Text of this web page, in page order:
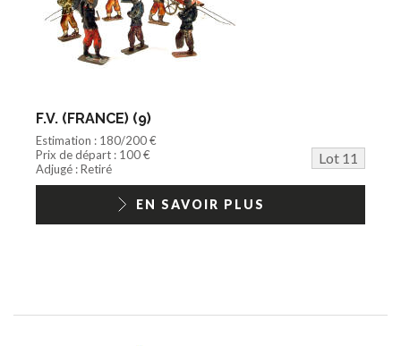
F.V. (FRANCE) (9)
Estimation : 180/200 €
Prix de départ : 100 €
Lot 11
Adjugé : Retiré
EN SAVOIR PLUS